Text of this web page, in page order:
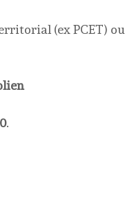
(ex PCET) ou
.